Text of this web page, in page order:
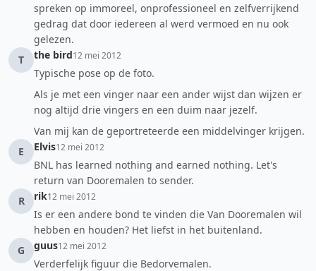
spreken op immoreel, onprofessioneel en zelfverrijkend
gedrag dat door iedereen al werd vermoed en nu ook
gelezen.
T
the bird12 mei 2012
Typische pose op de foto.
Als je met een vinger naar een ander wijst dan wijzen er
nog altijd drie vingers en een duim naar jezelf.
Van mij kan de geportreteerde een middelvinger krijgen.
E
Elvis12 mei 2012
BNL has learned nothing and earned nothing. Let's
return van Dooremalen to sender.
R
rik12 mei 2012
Is er een andere bond te vinden die Van Dooremalen wil
hebben en houden? Het liefst in het buitenland.
G
guus12 mei 2012
Verderfelijk figuur die Bedorvemalen.